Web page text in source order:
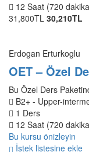
12 Saat (720
31,800TL 30,210TL
Erdogan Erturkoglu
OET – Özel
Bu Özel Ders
B2+ - Upper-
1 Ders
12 Saat (720
Bu kursu önizleyin
İstek listesine ekle